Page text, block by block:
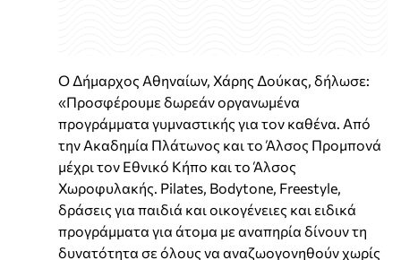
Ο Δήμαρχος Αθηναίων, Χάρης Δούκας, δήλωσε:
«Προσφέρουμε δωρεάν οργανωμένα
προγράμματα γυμναστικής για τον καθένα. Από
την Ακαδημία Πλάτωνος και το Άλσος Προμπονά
μέχρι τον Εθνικό Κήπο και το Άλσος
Χωροφυλακής. Pilates, Bodytone, Freestyle,
δράσεις για παιδιά και οικογένειες και ειδικά
προγράμματα για άτομα με αναπηρία δίνουν τη
δυνατότητα σε όλους να αναζωογονηθούν χωρίς